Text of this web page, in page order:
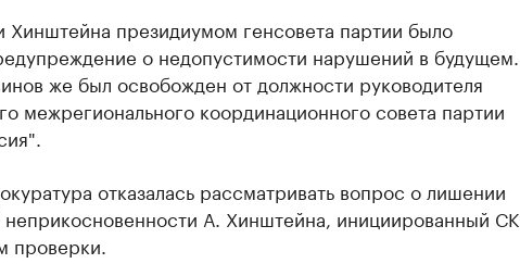
Хинштейна президиумом генсовета партии было
о недопустимости нарушений в будущем.
же был освобожден от должности руководителя
межрегионального координационного совета партии
отказалась рассматривать вопрос о лишении
неприкосновенности А. Хинштейна, инициированный СК
проверки.